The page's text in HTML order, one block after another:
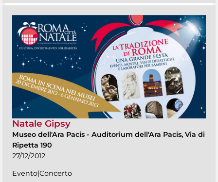
Natale Gipsy
Museo dell'Ara Pacis - Auditorium dell'Ara Pacis, Via di
Ripetta 190
27/12/2012
Evento|Concerto